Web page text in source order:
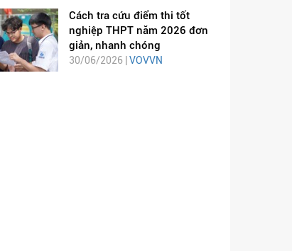
Cách tra cứu điểm thi tốt
nghiệp THPT năm 2026 đơn
giản, nhanh chóng
30/06/2026 | VOVVN